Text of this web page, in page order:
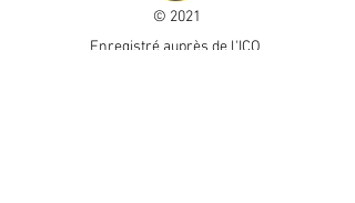
© 2021
Enregistré auprès de l'ICO